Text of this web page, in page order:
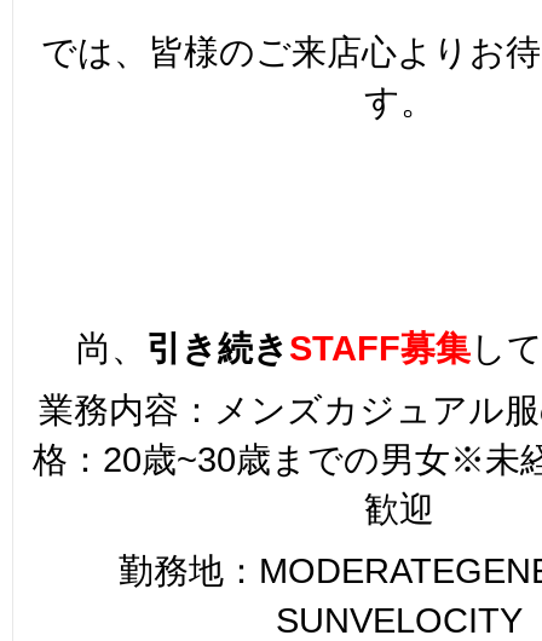
では、皆様のご来店心よりお
す。
尚、 引き続きSTAFF募集し
業務内容：メンズカジュアル
格：20歳~30歳までの男女※未
歓迎
勤務地：
SUNVELOCITY